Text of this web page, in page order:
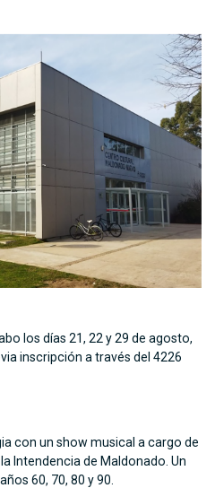
los días 21, 22 y 29 de agosto,
inscripción a través del 4226
con un show musical a cargo de
Intendencia de Maldonado. Un
60, 70, 80 y 90.